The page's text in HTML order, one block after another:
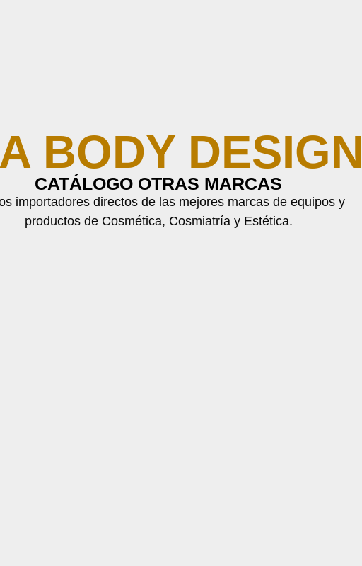
BODY DESIGN
CATÁLOGO OTRAS MARCAS
importadores directos de las mejores marcas de equipos y
productos de Cosmética, Cosmiatría y Estética.